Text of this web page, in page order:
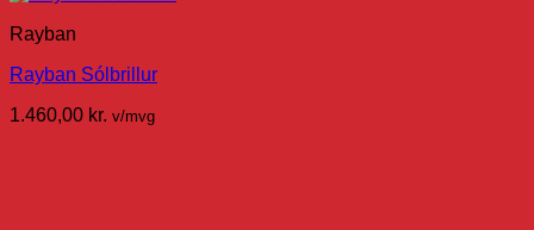
Rayban
Rayban Sólbrillur
1.460,00 kr. v/mvg